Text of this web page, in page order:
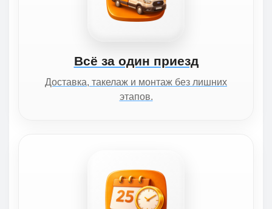
Всё за один приезд
Доставка, такелаж и монтаж без лишних
этапов.